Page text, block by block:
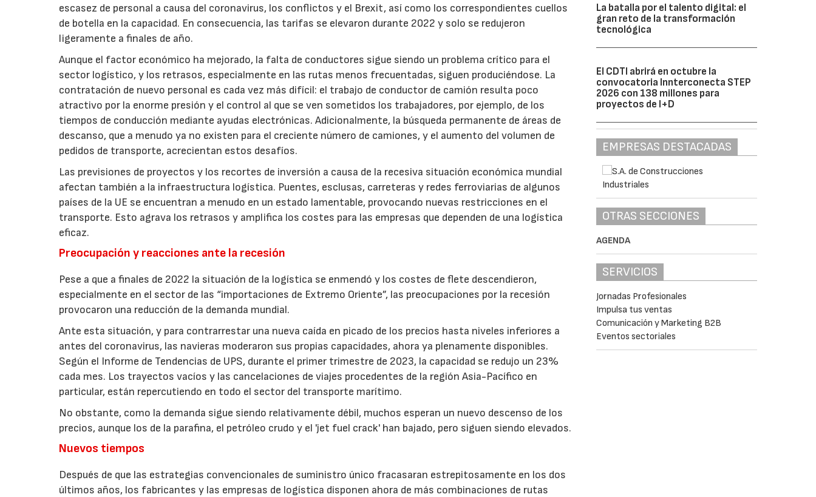
escasez de personal a causa del coronavirus, los conflictos y el Brexit, así como los correspondientes cuellos
de botella en la capacidad. En consecuencia, las tarifas se elevaron durante 2022 y solo se redujeron
ligeramente a finales de año.
Aunque el factor económico ha mejorado, la falta de conductores sigue siendo un problema crítico para el
sector logístico, y los retrasos, especialmente en las rutas menos frecuentadas, siguen produciéndose. La
contratación de nuevo personal es cada vez más difícil: el trabajo de conductor de camión resulta poco
atractivo por la enorme presión y el control al que se ven sometidos los trabajadores, por ejemplo, de los
tiempos de conducción mediante ayudas electrónicas. Adicionalmente, la búsqueda permanente de áreas de
descanso, que a menudo ya no existen para el creciente número de camiones, y el aumento del volumen de
pedidos de transporte, acrecientan estos desafíos.
Las previsiones de proyectos y los recortes de inversión a causa de la recesiva situación económica mundial
afectan también a la infraestructura logística. Puentes, esclusas, carreteras y redes ferroviarias de algunos
países de la UE se encuentran a menudo en un estado lamentable, provocando nuevas restricciones en el
transporte. Esto agrava los retrasos y amplifica los costes para las empresas que dependen de una logística
eficaz.
Preocupación y reacciones ante la recesión
Pese a que a finales de 2022 la situación de la logística se enmendó y los costes de flete descendieron,
especialmente en el sector de las “importaciones de Extremo Oriente”, las preocupaciones por la recesión
provocaron una reducción de la demanda mundial.
Ante esta situación, y para contrarrestar una nueva caída en picado de los precios hasta niveles inferiores a
antes del coronavirus, las navieras moderaron sus propias capacidades, ahora ya plenamente disponibles.
Según el Informe de Tendencias de UPS, durante el primer trimestre de 2023, la capacidad se redujo un 23%
cada mes. Los trayectos vacíos y las cancelaciones de viajes procedentes de la región Asia-Pacífico en
particular, están repercutiendo en todo el sector del transporte marítimo.
No obstante, como la demanda sigue siendo relativamente débil, muchos esperan un nuevo descenso de los
precios, aunque los de la parafina, el petróleo crudo y el 'jet fuel crack' han bajado, pero siguen siendo elevados.
Nuevos tiempos
Después de que las estrategias convencionales de suministro único fracasaran estrepitosamente en los dos
últimos años, los fabricantes y las empresas de logística disponen ahora de más combinaciones de rutas
La batalla por el talento digital: el
gran reto de la transformación
tecnológica
El CDTI abrirá en octubre la
convocatoria Innterconecta STEP
2026 con 138 millones para
proyectos de I+D
EMPRESAS DESTACADAS
OTRAS SECCIONES
AGENDA
SERVICIOS
Jornadas Profesionales
Impulsa tus ventas
Comunicación y Marketing B2B
Eventos sectoriales